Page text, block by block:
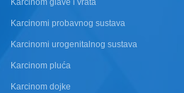
Karcinom glave i vrata
Karcinomi probavnog sustava
Karcinomi urogenitalnog sustava
Karcinom pluća
Karcinom dojke